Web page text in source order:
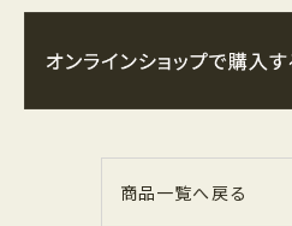
商品一覧へ戻る